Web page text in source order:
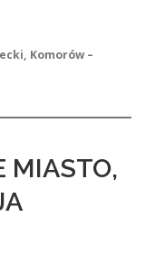
Komorów –
MIASTO,